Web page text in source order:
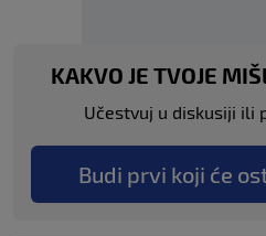
KAKVO JE TVOJE
Učestvuj u diskusiji ili
Budi prvi koji će